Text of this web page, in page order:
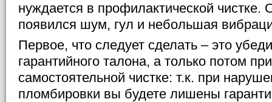
нуждается в профилактической чистке.
появился шум, гул и небольшая
Первое, что следует сделать – это
гарантийного талона, а только потом
самостоятельной чистке: т.к. при
пломбировки вы будете лишены